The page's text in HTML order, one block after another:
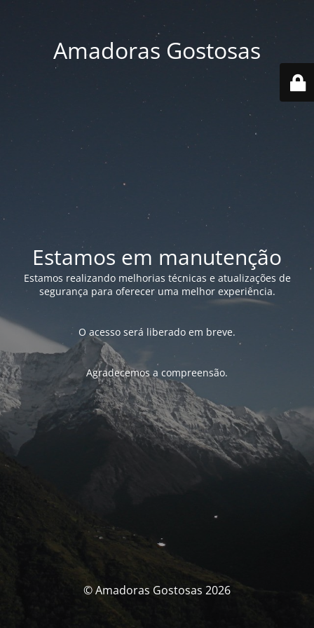
Amadoras Gostosas
Estamos em manutenção
Estamos realizando melhorias técnicas e atualizações de
segurança para oferecer uma melhor experiência.
O acesso será liberado em breve.
Agradecemos a compreensão.
© Amadoras Gostosas 2026